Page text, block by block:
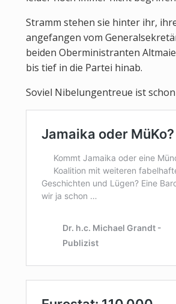
Stramm stehen sie hinter ihr,
angefangen vom
beiden Oberministranten
bis tief in die Partei hinab.
Soviel Nibelungentreue ist